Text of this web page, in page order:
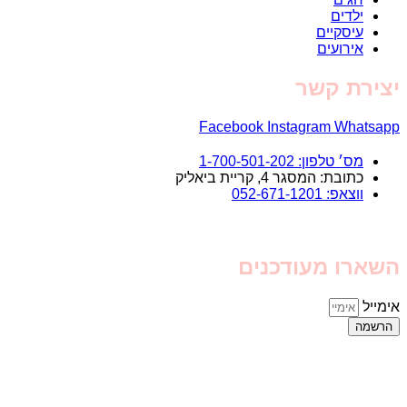
ילדים
עיסקיים
אירועים
יצירת קשר
Facebook Instagram Whatsapp
מס׳ טלפון: 1-700-501-202
כתובת: המסגר 4, קריית ביאליק
ווצאפ: 052-671-1201
השארו מעודכנים
אימייל
הרשמה